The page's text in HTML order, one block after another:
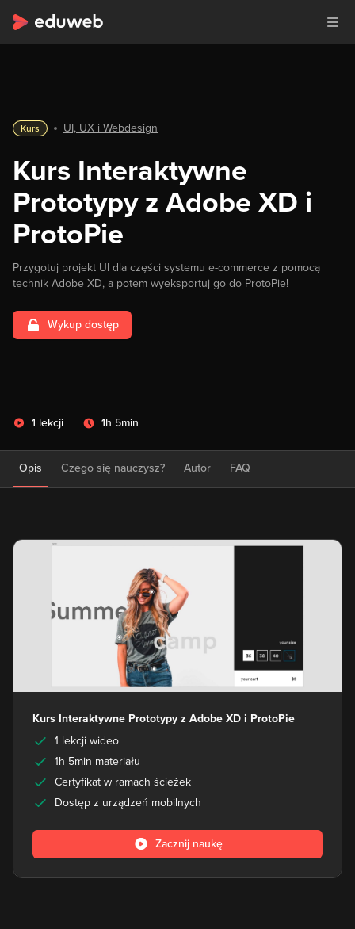
Kurs UI, UX i Webdesign
Kurs Interaktywne
Prototypy z Adobe XD i
ProtoPie
Przygotuj projekt UI dla części systemu e-commerce z pomocą
technik Adobe XD, a potem wyeksportuj go do ProtoPie!
Wykup dostęp
1 lekcji 1h 5min
Opis Czego się nauczysz? Autor FAQ
Kurs Interaktywne Prototypy z Adobe XD i ProtoPie
1 lekcji wideo
1h 5min materiału
Certyfikat w ramach ścieżek
Dostęp z urządzeń mobilnych
Zacznij naukę